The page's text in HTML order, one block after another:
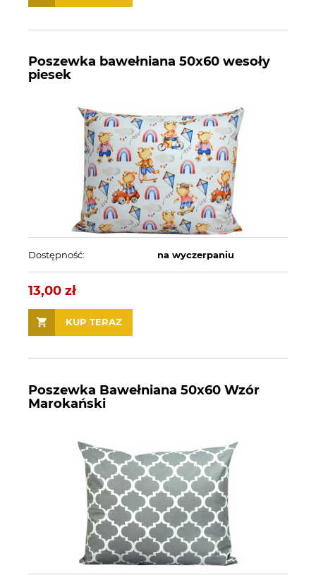
Poszewka bawełniana 50x60 wesoły
piesek
Dostępność: na wyczerpaniu
13,00 zł
KUP TERAZ
Poszewka Bawełniana 50x60 Wzór
Marokański